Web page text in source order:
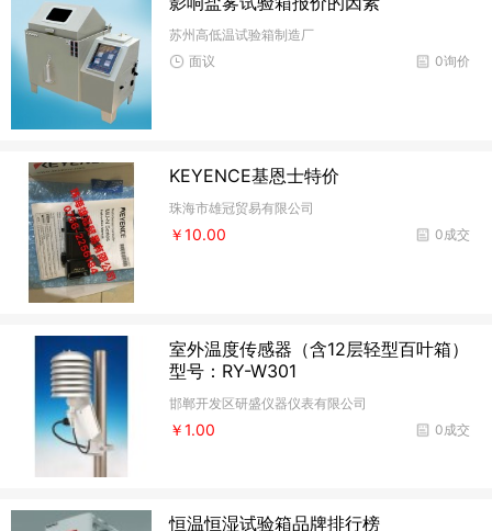
苏州高低温试验箱制造厂
0询价
面议
KEYENCE基恩士特价
珠海市雄冠贸易有限公司
0成交
￥10.00
室外温度传感器（含12层轻型百叶箱）
型号：RY-W301
邯郸开发区研盛仪器仪表有限公司
0成交
￥1.00
恒温恒湿试验箱品牌排行榜